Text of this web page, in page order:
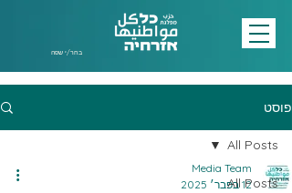
בחר/י שפה
פוסט
All Posts
All Posts
Media Team
12 בפבר׳ 2025